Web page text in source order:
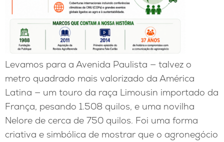
Levamos para a Avenida Paulista — talvez o
metro quadrado mais valorizado da América
Latina — um touro da raça Limousin importado da
França, pesando 1.508 quilos, e uma novilha
Nelore de cerca de 750 quilos. Foi uma forma
criativa e simbólica de mostrar que o agronegócio